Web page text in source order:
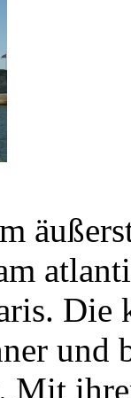
Die
und
Mit